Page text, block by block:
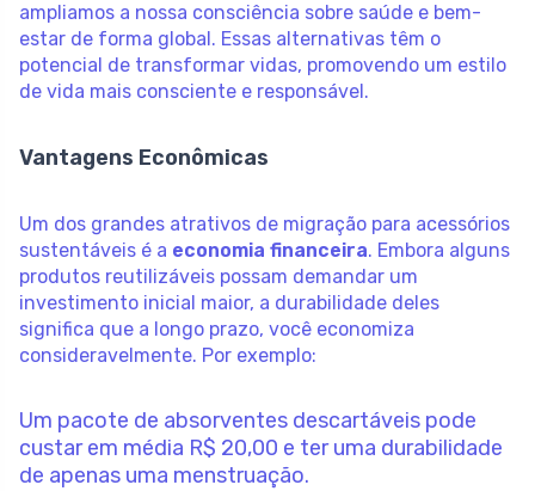
ampliamos a nossa consciência sobre saúde e bem-
estar de forma global. Essas alternativas têm o
potencial de transformar vidas, promovendo um estilo
de vida mais consciente e responsável.
Vantagens Econômicas
Um dos grandes atrativos de migração para acessórios
sustentáveis é a economia financeira. Embora alguns
produtos reutilizáveis possam demandar um
investimento inicial maior, a durabilidade deles
significa que a longo prazo, você economiza
consideravelmente. Por exemplo:
Um pacote de absorventes descartáveis pode
custar em média R$ 20,00 e ter uma durabilidade
de apenas uma menstruação.